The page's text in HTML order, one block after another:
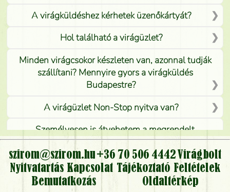
A virágküldéshez kérhetek üzenőkártyát?
Hol található a virágüzlet?
Minden virágcsokor készleten van, azonnal tudják
szállítani? Mennyire gyors a virágküldés
Budapestre?
A virágüzlet Non-Stop nyitva van?
Személyesen is átvehetem a megrendelt
virágcsokrot, vagy csak virágküldéssel, kiszállítással
kérhető?
Vidékre is lehet rendelni?
szirom@szirom.hu +36 70 506 4442 Virágbolt
Nyitvatartás Kapcsolat Tájékoztató Feltételek
Bemutatkozás
Oldaltérkép